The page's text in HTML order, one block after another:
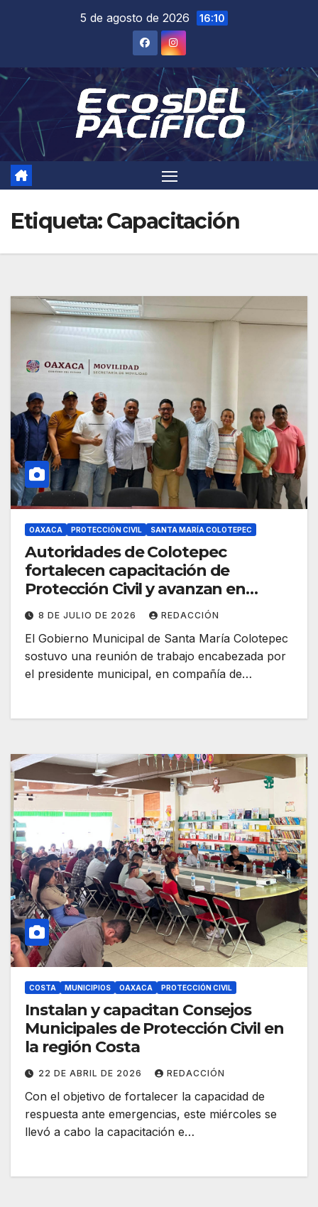
5 de agosto de 2026 16:10
Etiqueta:Capacitación
OAXACA PROTECCIÓN CIVIL SANTA MARÍA COLOTEPEC
Autoridades de Colotepec
fortalecen capacitación de
Protección Civil y avanzan en
gestiones de movilidad
8 DE JULIO DE 2026 REDACCIÓN
El Gobierno Municipal de Santa María Colotepec
sostuvo una reunión de trabajo encabezada por
el presidente municipal, en compañía de…
COSTA MUNICIPIOS OAXACA PROTECCIÓN CIVIL
Instalan y capacitan Consejos
Municipales de Protección Civil en
la región Costa
22 DE ABRIL DE 2026 REDACCIÓN
Con el objetivo de fortalecer la capacidad de
respuesta ante emergencias, este miércoles se
llevó a cabo la capacitación e…